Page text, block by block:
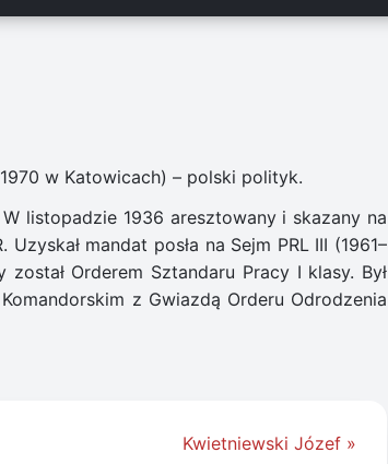
w Katowicach) – polski polityk.
listopadzie 1936 aresztowany i skazany na
mandat posła na Sejm PRL III (1961–
Orderem Sztandaru Pracy I klasy. Był
z Gwiazdą Orderu Odrodzenia
Kwietniewski Józef »